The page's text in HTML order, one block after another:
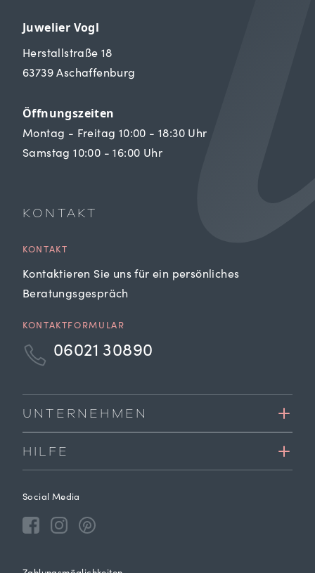
Juwelier Vogl
Herstallstraße 18
63739 Aschaffenburg
Öffnungszeiten
Montag - Freitag 10:00 - 18:30 Uhr
Samstag 10:00 - 16:00 Uhr
KONTAKT
KONTAKT
Kontaktieren Sie uns für ein persönliches
Beratungsgespräch
KONTAKTFORMULAR
06021 30890
UNTERNEHMEN
HILFE
Social Media